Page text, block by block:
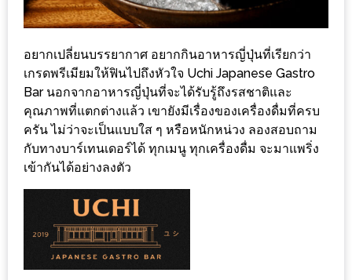
ประทาน
มูลค่า
1,000
บาท
ฟรี
3
รางวัล
วัน
แม่
สุด
อยากเปลี่ยนบรรยากาศ อยากกินอาหารญี่ปุ่นที่เรียกว่า
เกรดพรีเมียมให้ฟินไปถึงหัวใจ Uchi Japanese Gastro
Bar นอกจากอาหารญี่ปุ่นที่จะได้รับรู้ถึงรสชาติและ
คุณภาพที่แตกต่างแล้ว เขายังมีเรื่องของเครื่องดื่มที่ครบ
ครัน ไม่ว่าจะเป็นแบบใส ๆ หรือหนักหน่วง ลองสอบถาม
กับทางบาร์เทนเดอร์ได้ ทุกเมนู ทุกเครื่องดื่ม จะมาแพริ่ง
เข้ากันได้อย่างลงตัว